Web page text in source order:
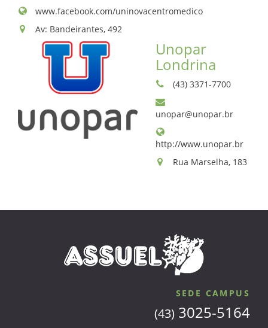
www.facebook.com/uninovacentromedico
Av: Bandeirantes, 492
Unopar
Londrina
(43) 3371-7700
unopar@unopar.br
http://www.unopar.br
Rua Marselha, 183
SEDE CAMPUS
(43) 3025-5164